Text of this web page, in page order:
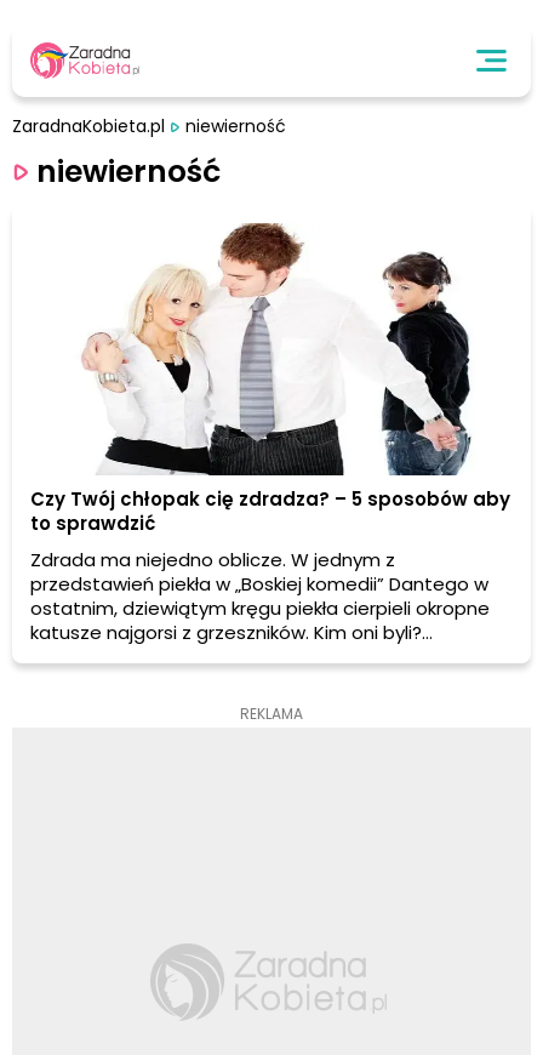
ZaradnaKobieta.pl niewierność
niewierność
Czy Twój chłopak cię zdradza? – 5 sposobów aby
to sprawdzić
Zdrada ma niejedno oblicze. W jednym z
przedstawień piekła w „Boskiej komedii” Dantego w
ostatnim, dziewiątym kręgu piekła cierpieli okropne
katusze najgorsi z grzeszników. Kim oni byli?
Zdrajcami.
REKLAMA